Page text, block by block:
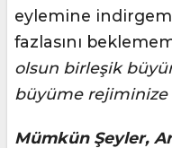
eylemine
fazlasını
olsun birleşik
büyüme rejiminize
Mümkün Şeyler,